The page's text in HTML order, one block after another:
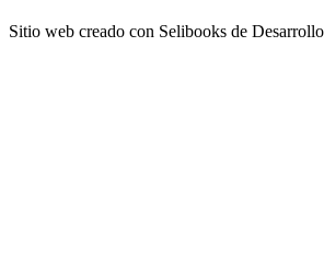
Sitio web creado con Selibooks de